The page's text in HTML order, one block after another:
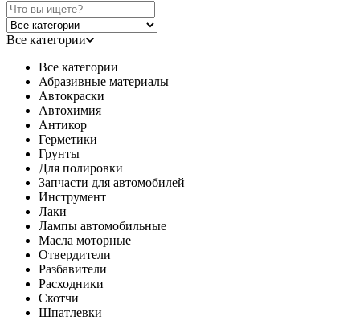
Все категории
Все категории
Абразивные материалы
Автокраски
Автохимия
Антикор
Герметики
Грунты
Для полировки
Запчасти для автомобилей
Инструмент
Лаки
Лампы автомобильные
Масла моторные
Отвердители
Разбавители
Расходники
Скотчи
Шпатлевки